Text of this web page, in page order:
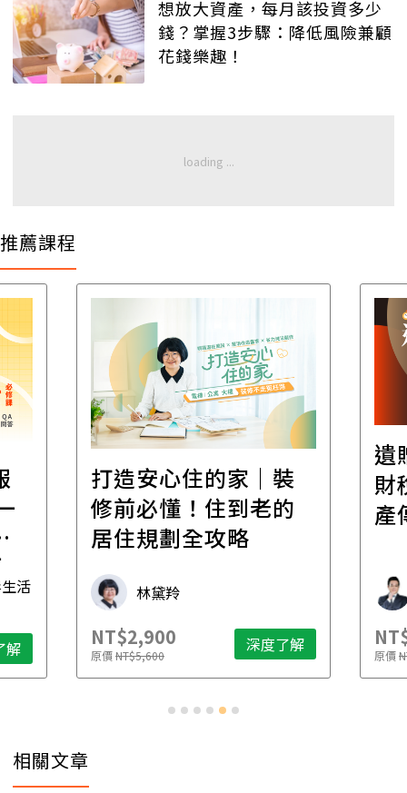
想放大資產，每月該投資多少
錢？掌握3步驟：降低風險兼顧
花錢樂趣！
推薦課程
活
解
打造安心住的家｜裝
修前必懂！住到老的
居住規劃全攻略
林黛羚
NT$2,900
原價NT$5,600 深度了解
遺
財
產
原價
相關文章